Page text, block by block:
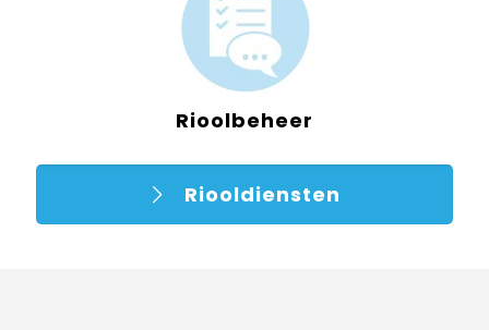
Rioolbeheer
Riooldiensten